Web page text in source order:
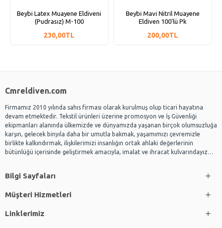
Beybi Latex Muayene Eldiveni
(Pudrasız) M-100
230,00TL
Beybi Mavi Nitril Muayene
Eldiven 100'lü Pk
200,00TL
Cmreldiven.com
Firmamız 2010 yılında sahıs firması olarak kurulmuş olup ticari hayatına
devam etmektedir. Tekstil ürünleri üzerine promosyon ve İş Güvenliği
ekipmanları alanında ülkemizde ve dünyamızda yaşanan birçok olumsuzluğa
karşın, gelecek binyıla daha bir umutla bakmak, yaşamımızı çevremizle
birlikte kalkındırmak, ilişkilerimizi insanlığın ortak ahlaki değerlerinin
bütünlüğü içerisinde geliştirmek amacıyla, imalat ve ihracat kulvarındayız…
Bilgi Sayfaları
Müşteri Hizmetleri
Linklerimiz